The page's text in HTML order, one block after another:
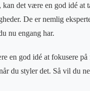
det være en god idé at
De er nemlig
nu engang har.
en god idé at fokusere på
du styler det. Så vil du